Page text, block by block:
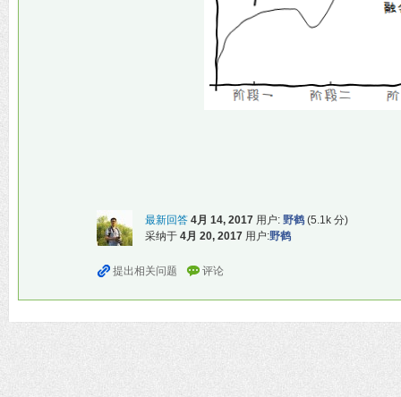
最新回答 4月 14, 2017 用户: 野鹤 (5.1k 分)
采纳于 4月 20, 2017 用户:野鹤